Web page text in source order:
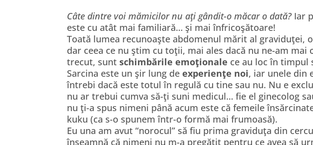
Câte dintre voi mămicilor nu aţi gândit-o măcar o dată?Iar
este cu atât mai familiară… şi mai înfricoşătoare!
Toată lumea recunoaşte abdomenul mărit al
dar ceea ce nu ştim cu toţii, mai ales dacă nu ne-am
trecut, suntschimbările emoţionale ce au loc în timpul
Sarcina este un şir lung deexperienţe noi, iar unele din
întrebi dacă este totul în regulă cu tine sau nu. Nu e
nu ar trebui cumva să-ţi suni medicul… fie el ginecolog
nu ţi-a spus nimeni până acum este că femeile
kuku (ca s-o spunem într-o formă mai frumoasă).
Eu una am avut “norocul” să fiu prima graviduţa din
înseamnă că nimeni nu m-a pregătit pentru ce avea să